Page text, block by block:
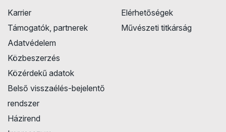
Karrier
Támogatók, partnerek
Adatvédelem
Közbeszerzés
Közérdekű adatok
Belső visszaélés-bejelentő
rendszer
Házirend
Elérhetőségek
Művészeti titkárság